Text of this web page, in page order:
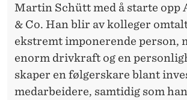
Martin Schütt med å starte opp
& Co. Han blir av kolleger
ekstremt imponerende person,
enorm drivkraft og en
skaper en følgerskare blant
medarbeidere, samtidig som